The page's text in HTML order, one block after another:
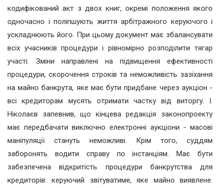
кодифікований акт з двох книг, окремі положення якого
одночасно і поліпшують життя арбітражного керуючого і
ускладнюють його. При цьому документ має збалансувати
всіх учасників процедури і рівномірно розподілити тягар
участі. Зміни направлені на підвищення ефективності
процедури, скорочення строків та неможливість зазіхання
на майно банкрута, яке має бути придбане через аукціон -
всі кредиторам мусять отримати частку від виторгу. І.
Ніколаєв запевнив, що кінцева редакція законопроекту
має передбачати виключно електронні аукціони - масові
маніпуляції стануть неможливі. Крім того, суддям
заборонять водити справу по інстанціям. Має бути
забезпечена відкритість процедури банкрутства для
кредиторів: керуючий звітуватиме, яке майно виявлене.